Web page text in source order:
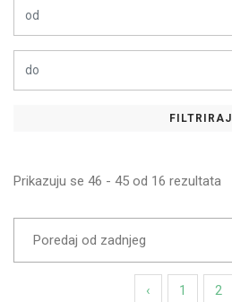
Doppelherz
HA Company
HEMOFARM
LABORATORIES INELDEA
FILTRIRAJ
Prikazuju se 46 - 45 od 16 rezultata
‹ 1 2